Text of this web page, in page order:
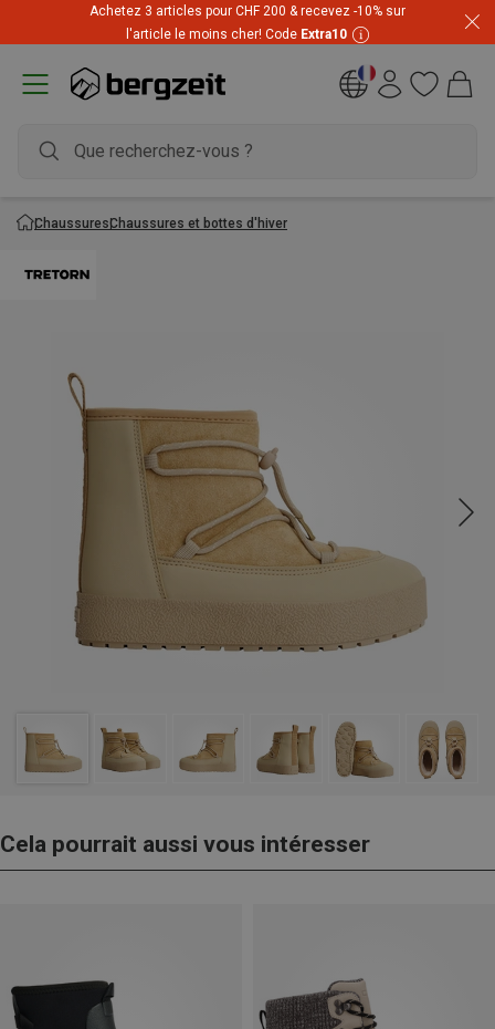
Achetez 3 articles pour CHF 200 & recevez -10% sur
l'article le moins cher! Code Extra10
ChaussuresChaussures et bottes d'hiver
Cela pourrait aussi vous intéresser